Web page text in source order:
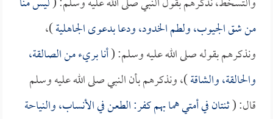
من شق الجيوب، ولطم الخدود، ودعا بدعوى الجاهلية)،
ونذكرهم بقوله صلى الله عليه وسلم: (أنا بريء من الصالقة،
والحالقة، والشاقة)، ونذكرهم بأن النبي صلى الله عليه وسلم
قال: (ثنتان في أمتي هما بهم كفر: الطعن في الأنساب، والنياحة